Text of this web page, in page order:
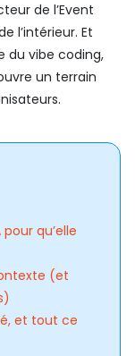
de l’Event
l’intérieur. Et
du vibe coding,
un terrain
qu’elle
(et
et tout ce